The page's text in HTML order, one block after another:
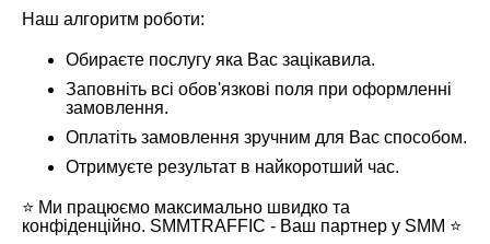
Наш алгоритм роботи:
Обираєте послугу яка Вас зацікавила.
Заповніть всі обов'язкові поля при оформленні
замовлення.
Оплатіть замовлення зручним для Вас способом.
Отримуєте результат в найкоротший час.
⭐️ Ми працюємо максимально швидко та
конфіденційно. SMMTRAFFIC - Ваш партнер у SMM ⭐️